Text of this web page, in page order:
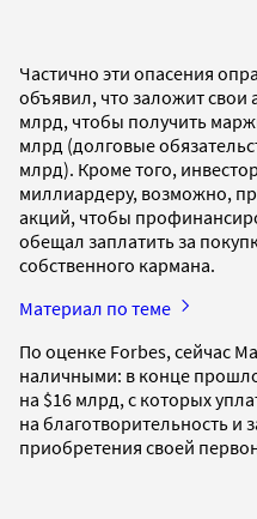
Частично эти опасения
объявил, что заложит свои
млрд, чтобы получить
млрд (долговые
млрд). Кроме того,
миллиардеру, возможно,
акций, чтобы
обещал заплатить за
собственного кармана.
Материал по теме
По оценке Forbes, сейчас
наличными: в конце
на $16 млрд, с которых
на благотворительность и
приобретения своей